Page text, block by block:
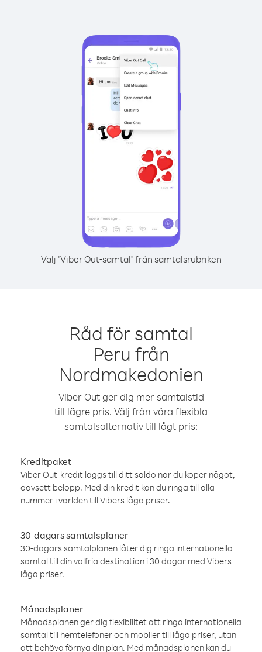
Välj "Viber Out-samtal" från samtalsrubriken
Råd för samtal
Peru från
Nordmakedonien
Viber Out ger dig mer samtalstid
till lägre pris. Välj från våra flexibla
samtalsalternativ till lågt pris:
Kreditpaket
Viber Out-kredit läggs till ditt saldo när du köper något,
oavsett belopp. Med din kredit kan du ringa till alla
nummer i världen till Vibers låga priser.
30-dagars samtalsplaner
30-dagars samtalplanen låter dig ringa internationella
samtal till din valfria destination i 30 dagar med Vibers
låga priser.
Månadsplaner
Månadsplanen ger dig flexibilitet att ringa internationella
samtal till hemtelefoner och mobiler till låga priser, utan
att behöva förnya din plan. Med månadsplanen kan du